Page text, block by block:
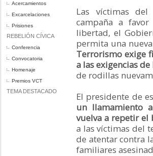
Acercamientos
Excarcelaciones
Prisiones
REBELIÓN CÍVICA
Conferencia
Convocatoria
Homenaje
Premios VCT
TEMA DESTACADO
Las víctimas
campaña a
libertad, el
permita una
Terrorismo exige
a las exigencias
de rodillas
El presidente de
un llamamiento
vuelva a repetir el
a las víctimas del
de atentar contra
familiares